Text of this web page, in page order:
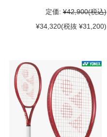
定価: ¥42,900(税込)
¥34,320(税抜 ¥31,200)